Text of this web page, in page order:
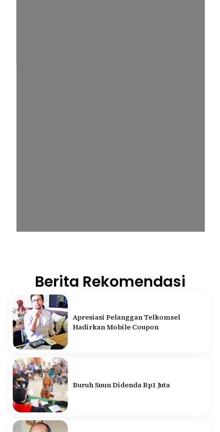
Berita Rekomendasi
Apresiasi Pelanggan Telkomsel
Hadirkan Mobile Coupon
Buruh Suun Didenda Rp1 Juta